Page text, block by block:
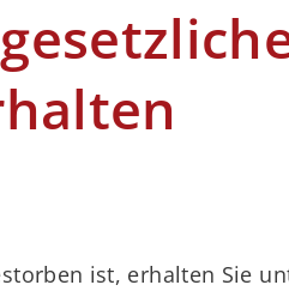
ist, erhalten Sie